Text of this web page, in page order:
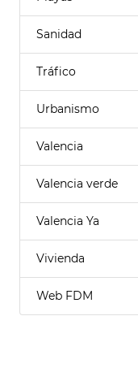
Sanidad
Tráfico
Urbanismo
Valencia
Valencia verde
Valencia Ya
Vivienda
Web FDM